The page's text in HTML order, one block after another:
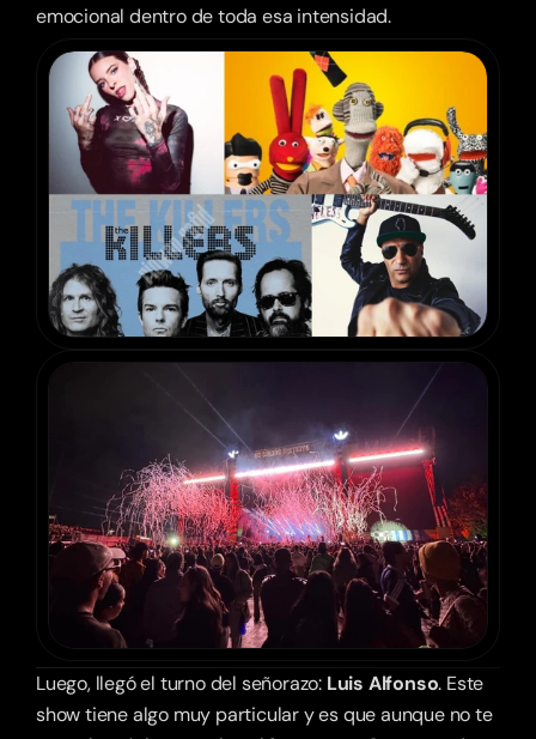
emocional dentro de toda esa intensidad.
Luego, llegó el turno del señorazo: Luis Alfonso. Este
show tiene algo muy particular y es que aunque no te